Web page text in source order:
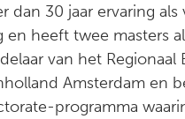
dan 30 jaar ervaring
heeft twee masters
van het
Amsterdam en
programma